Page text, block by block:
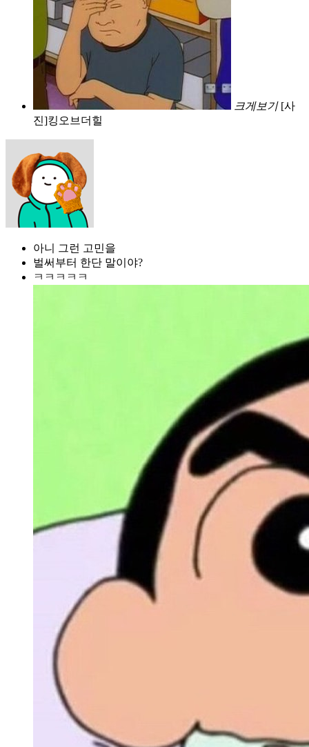
크게보기 [사
진]킹오브더힐
아니 그런 고민을
벌써부터 한단 말이야?
ㅋㅋㅋㅋㅋ